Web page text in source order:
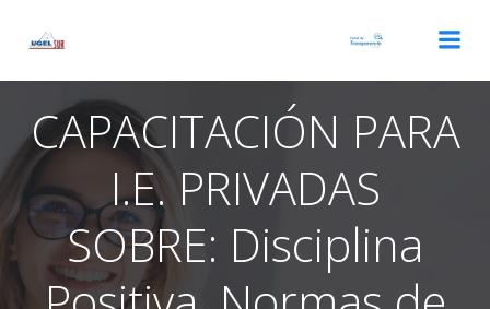
CAPACITACIÓN PARA
I.E. PRIVADAS
SOBRE: Disciplina